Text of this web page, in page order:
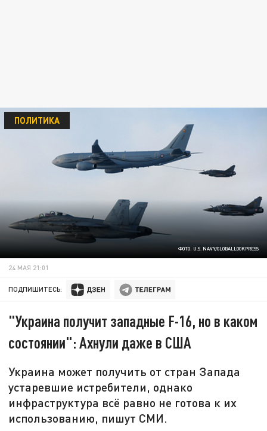
ФОТО: U.S. NAVY/GLOBALLOOKPRESS
ПОЛИТИКА
24 МАЯ 21:01
ПОДПИШИТЕСЬ:
"Украина получит западные F-16, но в каком
состоянии": Ахнули даже в США
Украина может получить от стран Запада
устаревшие истребители, однако
инфраструктура всё равно не готова к их
использованию, пишут СМИ.